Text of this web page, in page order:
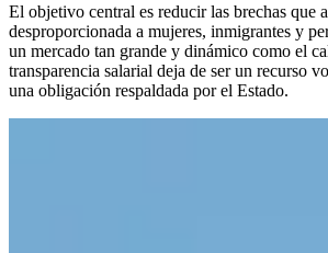
El objetivo central es reducir las brechas que
desproporcionada a mujeres, inmigrantes y
un mercado tan grande y dinámico como el
transparencia salarial deja de ser un recurso
una obligación respaldada por el Estado.